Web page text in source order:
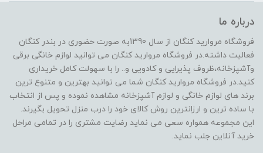
درباره ما
فروشگاه مروارید کنگان از سال 1390به صورت حضوری در بندر کنگان
فعالیت داشته.در فروشگاه مروارید کنگان می توانید لوازم خانگی برقی
وآشپزخانه،ظروف پذیرایی و کادویی و.. را با سهولت کامل خریداری
کنید.در فروشگاه مروارید کنگان شما می توانید بهترین و متنوع ترین
برند های لوازم خانگی و لوازم آشپزخانه مشاهده نموده و پس از انتخاب
با ساده ترین و ارزانترین روش کالای خود را درب منزل تحویل بگیرند.
این مجموعه همواره سعی می نماید رضایت مشتری را در تمامی مراحل
خرید آنلاین جلب نماید.